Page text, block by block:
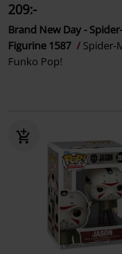
209:-
Brand New Day -
Figurine 1587
Spider-
Funko Pop!